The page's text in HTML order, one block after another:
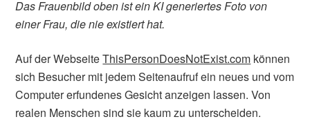
Das Frauenbild oben ist ein KI generiertes Foto von
einer Frau, die nie existiert hat.
Auf der WebseiteThisPersonDoesNotExist.com können
sich Besucher mit jedem Seitenaufruf ein neues und vom
Computer erfundenes Gesicht anzeigen lassen. Von
realen Menschen sind sie kaum zu unterscheiden.